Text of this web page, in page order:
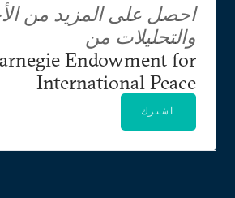
احصل على المزيد من
والتحليلات من
Endowment for
International Peace
اشترك